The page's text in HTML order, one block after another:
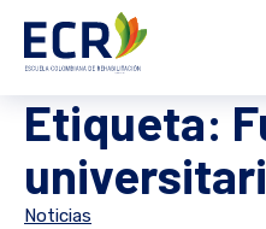
Etiqueta:
Noticias